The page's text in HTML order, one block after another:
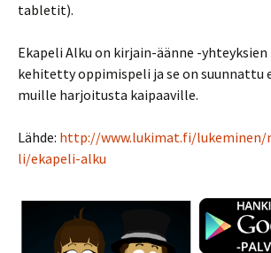
tabletit).
Ekapeli Alku on kirjain-äänne -
kehitetty oppimispeli ja se on suunnattu
muille harjoitusta kaipaaville.
Lähde: http://www.lukimat.fi/
li/ekapeli-alku